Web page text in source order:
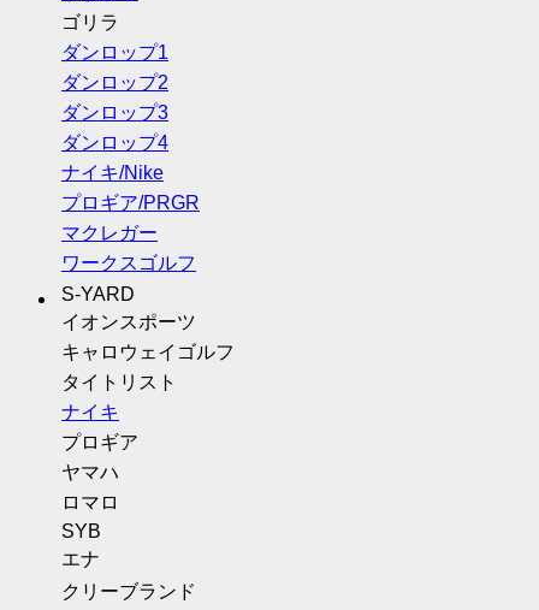
ゴリラ
ダンロップ1
ダンロップ2
ダンロップ3
ダンロップ4
ナイキ/Nike
プロギア/PRGR
マクレガー
ワークスゴルフ
S-YARD
イオンスポーツ
キャロウェイゴルフ
タイトリスト
ナイキ
プロギア
ヤマハ
ロマロ
SYB
エナ
クリーブランド